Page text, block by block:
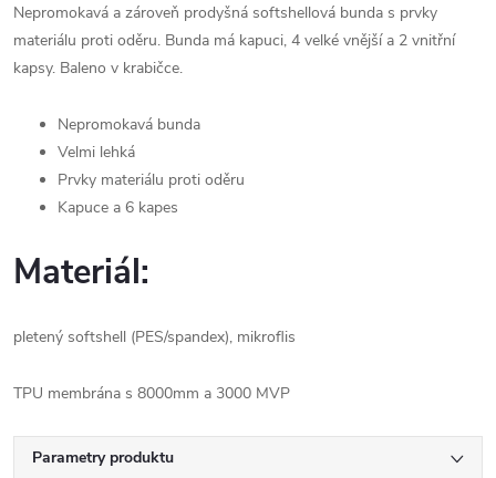
Nepromokavá a zároveň prodyšná softshellová bunda s prvky
materiálu proti oděru. Bunda má kapuci, 4 velké vnější a 2 vnitřní
kapsy. Baleno v krabičce.
Nepromokavá bunda
Velmi lehká
Prvky materiálu proti oděru
Kapuce a 6 kapes
Materiál:
pletený softshell (PES/spandex), mikroflis
TPU membrána s 8000mm a 3000 MVP
Parametry produktu